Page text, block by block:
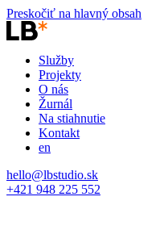
Preskočiť na hlavný obsah
Služby
Projekty
O nás
Žurnál
Na stiahnutie
Kontakt
en
hello@lbstudio.sk
+421 948 225 552